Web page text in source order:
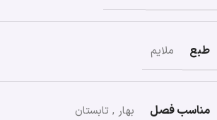
طبع ملایم
مناسب فصل بهار , تابستان